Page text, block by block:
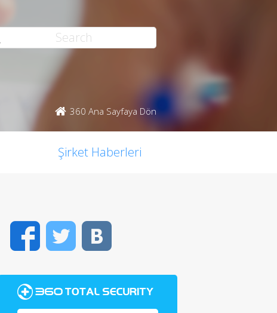
360 Ana Sayfaya Dön
Şirket Haberleri
FacebookTwitter